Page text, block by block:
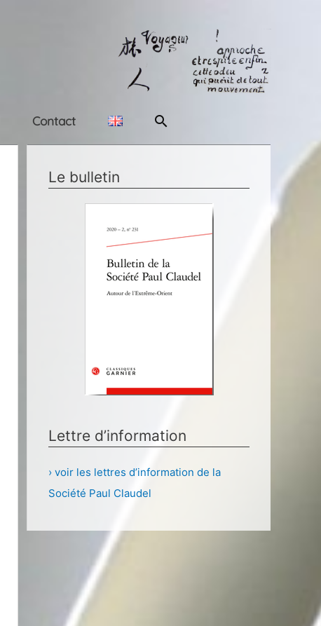
Contact Rechercher
Le bulletin
Lettre d’information
› voir les lettres d’information de la
Société Paul Claudel